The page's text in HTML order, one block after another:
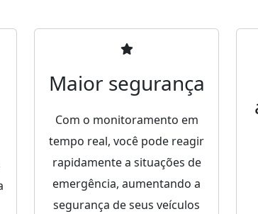
Maior segurança
Com o monitoramento em
tempo real, você pode reagir
rapidamente a situações de
emergência, aumentando a
segurança de seus veículos